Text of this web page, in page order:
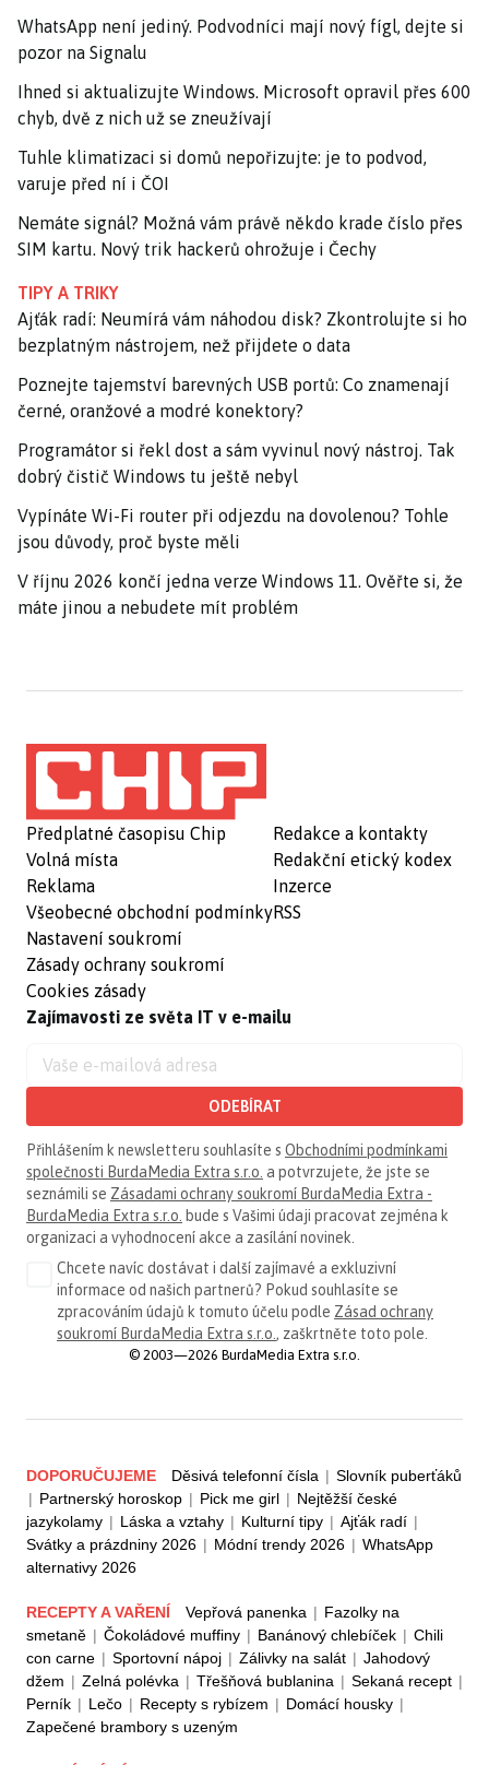
WhatsApp není jediný. Podvodníci mají nový fígl, dejte si
pozor na Signalu
Ihned si aktualizujte Windows. Microsoft opravil přes 600
chyb, dvě z nich už se zneužívají
Tuhle klimatizaci si domů nepořizujte: je to podvod,
varuje před ní i ČOI
Nemáte signál? Možná vám právě někdo krade číslo přes
SIM kartu. Nový trik hackerů ohrožuje i Čechy
TIPY A TRIKY
Ajťák radí: Neumírá vám náhodou disk? Zkontrolujte si ho
bezplatným nástrojem, než přijdete o data
Poznejte tajemství barevných USB portů: Co znamenají
černé, oranžové a modré konektory?
Programátor si řekl dost a sám vyvinul nový nástroj. Tak
dobrý čistič Windows tu ještě nebyl
Vypínáte Wi-Fi router při odjezdu na dovolenou? Tohle
jsou důvody, proč byste měli
V říjnu 2026 končí jedna verze Windows 11. Ověřte si, že
máte jinou a nebudete mít problém
Předplatné časopisu Chip
Volná místa
Reklama
Všeobecné obchodní podmínky
Nastavení soukromí
Zásady ochrany soukromí
Cookies zásady
Redakce a kontakty
Redakční etický kodex
Inzerce
RSS
Zajímavosti ze světa IT v e-mailu
ODEBÍRAT
Přihlášením k newsletteru souhlasíte s Obchodními podmínkami
společnosti BurdaMedia Extra s.r.o. a potvrzujete, že jste se
seznámili se Zásadami ochrany soukromí BurdaMedia Extra -
BurdaMedia Extra s.r.o. bude s Vašimi údaji pracovat zejména k
organizaci a vyhodnocení akce a zasílání novinek.
Chcete navíc dostávat i další zajímavé a exkluzivní
informace od našich partnerů? Pokud souhlasíte se
zpracováním údajů k tomuto účelu podle Zásad ochrany
soukromí BurdaMedia Extra s.r.o., zaškrtněte toto pole.
© 2003—2026 BurdaMedia Extra s.r.o.
DOPORUČUJEME Děsivá telefonní čísla | Slovník puberťáků
| Partnerský horoskop | Pick me girl | Nejtěžší české
jazykolamy | Láska a vztahy | Kulturní tipy | Ajťák radí |
Svátky a prázdniny 2026 | Módní trendy 2026 | WhatsApp
alternativy 2026
RECEPTY A VAŘENÍ Vepřová panenka | Fazolky na
smetaně | Čokoládové muffiny | Banánový chlebíček | Chili
con carne | Sportovní nápoj | Zálivky na salát | Jahodový
džem | Zelná polévka | Třešňová bublanina | Sekaná recept |
Perník | Lečo | Recepty s rybízem | Domácí housky |
Zapečené brambory s uzeným